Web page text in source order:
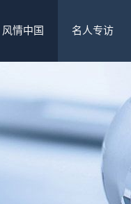
风情中国 名人专访